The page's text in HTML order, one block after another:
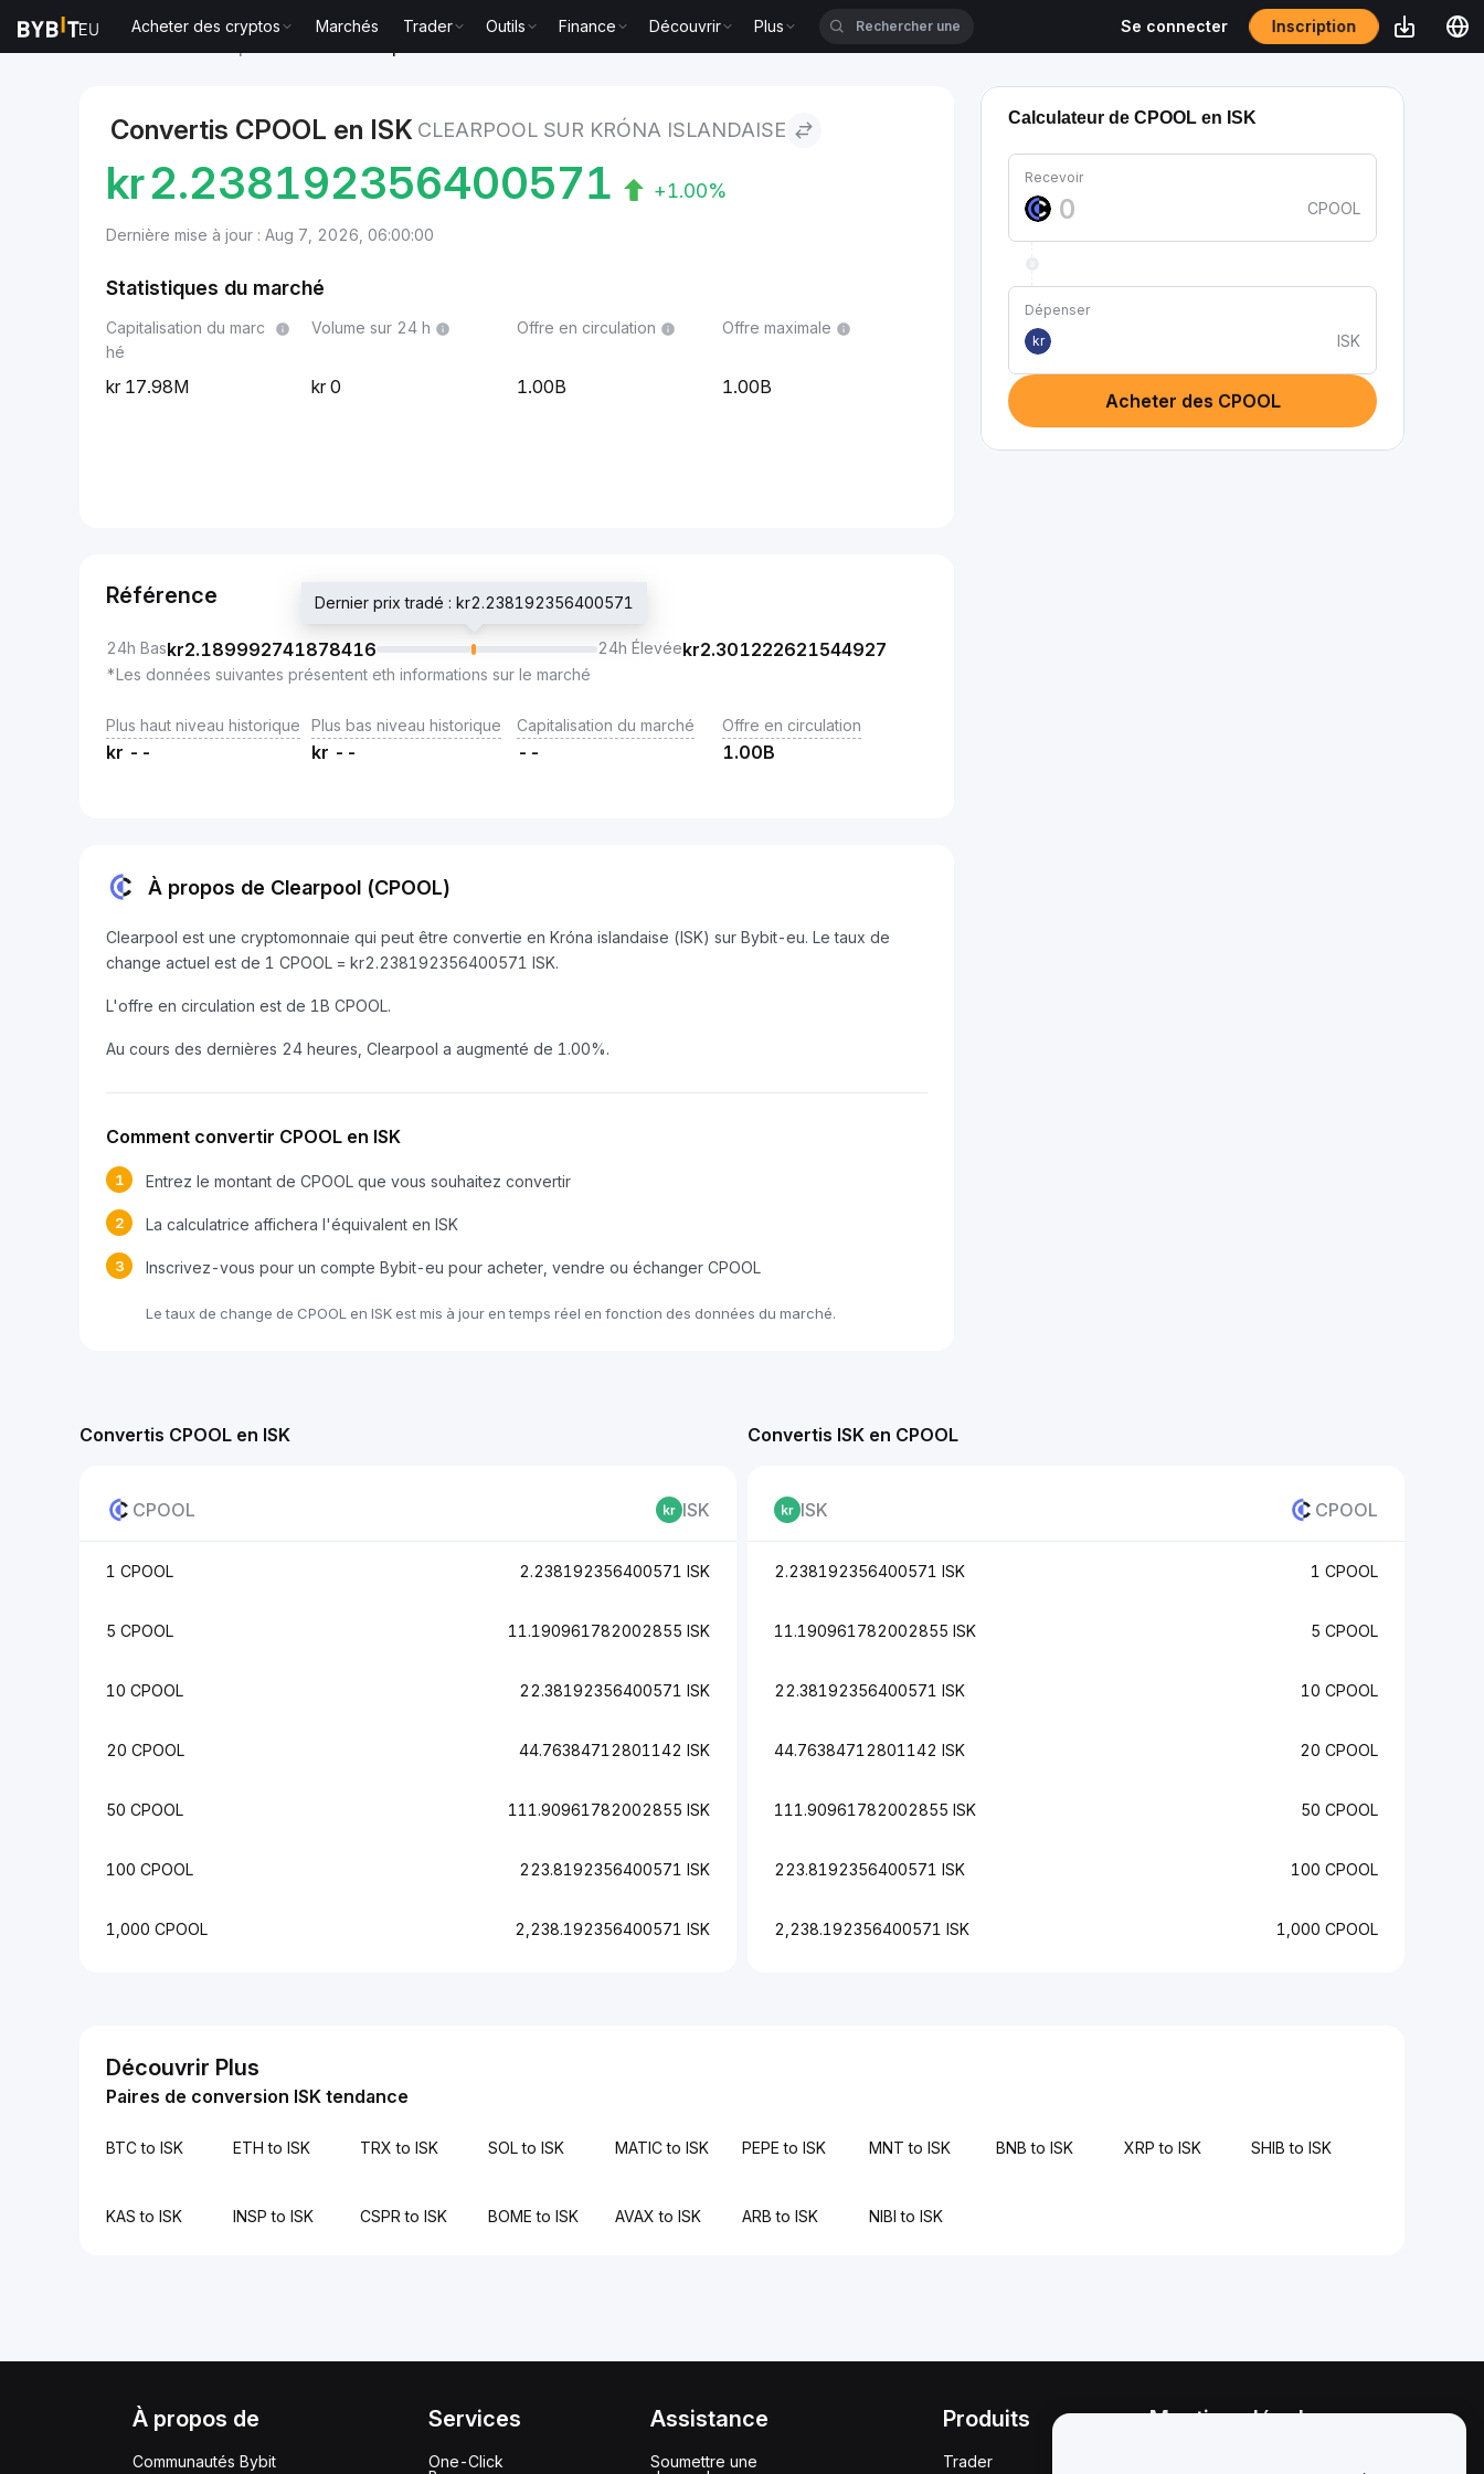
Acheter des cryptos Marchés Trader Outils Finance Découvrir Plus Se connecter Inscription
Convertis CPOOL en ISK CLEARPOOL SUR KRÓNA ISLANDAISE
kr2.238192356400571 +1.00%
Dernière mise à jour : Aug 7, 2026, 06:00:00
Statistiques du marché
Capitalisation du marc
hé
17.98M
Volume sur 24 h
0
Offre en circulation
1.00B
Offre maximale
1.00B
Référence
24h Baskr2.189992741878416
Dernier prix tradé : kr2.238192356400571
24h Élevéekr2.301222621544927
*Les données suivantes présentent eth informations sur le marché
Plus haut niveau historique
kr --
Plus bas niveau historique
kr --
Capitalisation du marché
--
Offre en circulation
1.00B
À propos de Clearpool (CPOOL)
Clearpool est une cryptomonnaie qui peut être convertie en Króna islandaise (ISK) sur Bybit-eu. Le taux de
change actuel est de 1 CPOOL = kr2.238192356400571 ISK.
L'offre en circulation est de 1B CPOOL.
Au cours des dernières 24 heures, Clearpool a augmenté de 1.00%.
Comment convertir CPOOL en ISK
1 Entrez le montant de CPOOL que vous souhaitez convertir
2 La calculatrice affichera l'équivalent en ISK
3 Inscrivez-vous pour un compte Bybit-eu pour acheter, vendre ou échanger CPOOL
Le taux de change de CPOOL en ISK est mis à jour en temps réel en fonction des données du marché.
Calculateur de CPOOL en ISK
Recevoir
CPOOL
Dépenser
kr
ISK
Acheter des CPOOL
Convertis CPOOL en ISK
CPOOL ISK
1 CPOOL 2.238192356400571 ISK
5 CPOOL 11.190961782002855 ISK
10 CPOOL 22.38192356400571 ISK
20 CPOOL 44.76384712801142 ISK
50 CPOOL 111.90961782002855 ISK
100 CPOOL 223.8192356400571 ISK
1,000 CPOOL 2,238.192356400571 ISK
Convertis ISK en CPOOL
ISK CPOOL
2.238192356400571 ISK 1 CPOOL
11.190961782002855 ISK 5 CPOOL
22.38192356400571 ISK 10 CPOOL
44.76384712801142 ISK 20 CPOOL
111.90961782002855 ISK 50 CPOOL
223.8192356400571 ISK 100 CPOOL
2,238.192356400571 ISK 1,000 CPOOL
Découvrir Plus
Paires de conversion ISK tendance
BTC to ISK ETH to ISK TRX to ISK SOL to ISK MATIC to ISK PEPE to ISK MNT to ISK BNB to ISK XRP to ISK SHIB to ISK
KAS to ISK INSP to ISK CSPR to ISK BOME to ISK AVAX to ISK ARB to ISK NIBI to ISK
À propos de
Communautés Bybit
Services
One-Click
Assistance
Soumettre une
Produits
Trader
Mentions légales